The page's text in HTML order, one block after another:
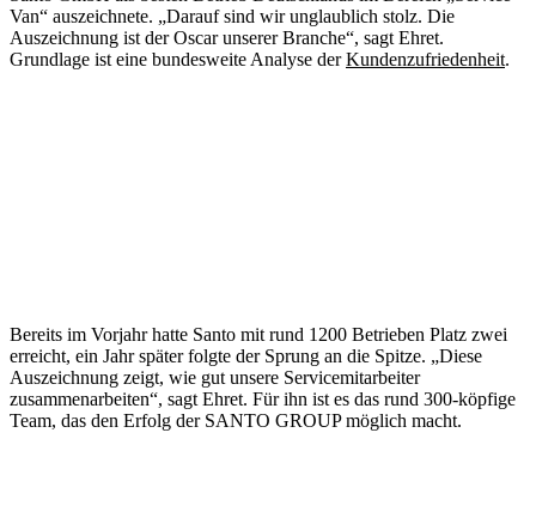
Van“ auszeichnete. „Darauf sind wir unglaublich stolz. Die
Auszeichnung ist der Oscar unserer Branche“, sagt Ehret.
Grundlage ist eine bundesweite Analyse derKundenzufriedenheit.
Bereits im Vorjahr hatte Santo mit rund 1200 Betrieben Platz zwei
erreicht, ein Jahr später folgte der Sprung an die Spitze. „Diese
Auszeichnung zeigt, wie gut unsere Servicemitarbeiter
zusammenarbeiten“, sagt Ehret. Für ihn ist es das rund 300-köpfige
Team, das den Erfolg der SANTO GROUP möglich macht.